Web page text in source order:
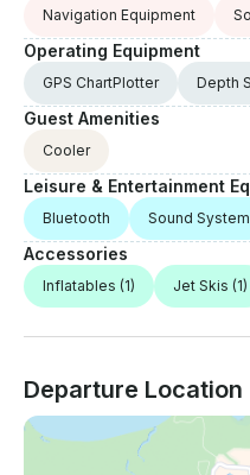
Navigation Equipment
Operating Equipment
GPS ChartPlotter Depth
Guest Amenities
Cooler
Leisure & Entertainment
Bluetooth Sound System
Accessories
Inflatables (1) Jet Skis (1)
Departure Location